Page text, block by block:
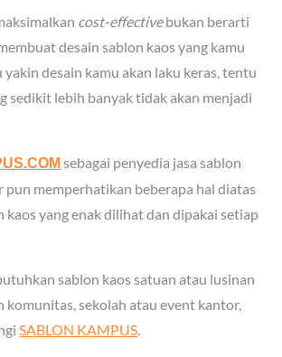
cost-effectivebukan berarti
desain sablon kaos yang kamu
yakin desain kamu akan laku keras, tentu
sedikit lebih banyak tidak akan menjadi
sebagai penyedia jasa sablon
pun memperhatikan beberapa hal diatas
kaos yang enak dilihat dan dipakai setiap
sablon kaos satuan atau lusinan
komunitas, sekolah atau event kantor,
SABLON KAMPUS.